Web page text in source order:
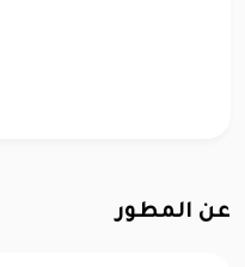
عن المطور